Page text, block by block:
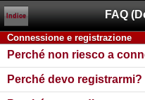
Indice
Connessione e registrazione
Perché non riesco a
Perché devo registrarmi?